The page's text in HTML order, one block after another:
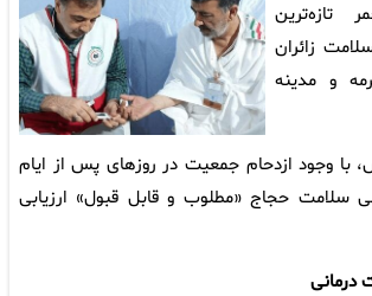
تازه‌ترین
زائران
و مدینه
با وجود ازدحام جمعیت در روزهای پس از ایام
سلامت حجاج «مطلوب و قابل‌ قبول» ارزیابی
درمانی